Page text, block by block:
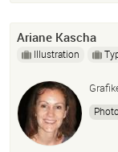
Ariane Kascha
Illustration